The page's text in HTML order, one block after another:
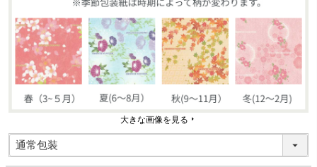
大きな画像を見る